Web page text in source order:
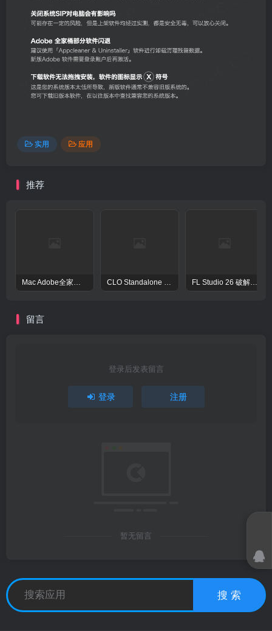
实用 应用
推荐
Mac Adobe全家桶激活工具Adobe Activation Tool CLO Standalone OnlineAuth Mac激活版-CLO3D三维服装设计演示软件 FL Studio 26 破解版 – 强大的音频后期处理程序
留言
登录后发表留言
登录 注册
暂无留言
搜 索